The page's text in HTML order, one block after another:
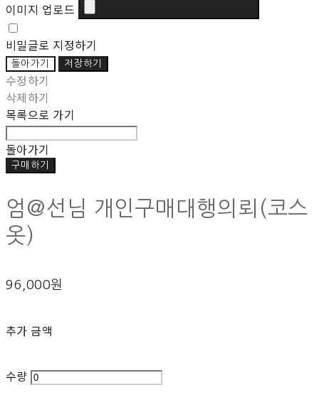
이미지 업로드
비밀글로 지정하기
돌아가기 저장하기
수정하기
삭제하기
목록으로 가기
돌아가기
구매하기
엄@선님 개인구매대행의뢰(코스
옷)
96,000원
추가 금액
수량